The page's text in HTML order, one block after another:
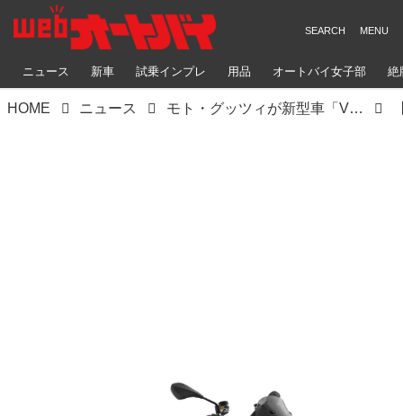
ニュース 新車 試乗インプレ 用品 オートバイ女子部 絶
HOME ニュース モト・グッツィが新型車「V100マンデッロ」を初公開！ 創立100周年を記念して誕生したリッターロードスポーツ【2022速報】